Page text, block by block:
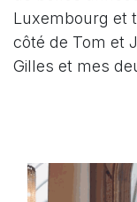
Luxembourg et
côté de Tom et
Gilles et mes